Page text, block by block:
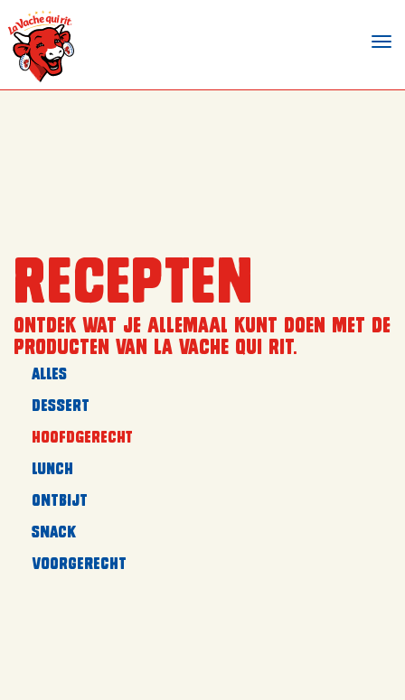
Recepten
Ontdek wat je allemaal kunt doen met de
producten van la vache qui rit.
Alles
Dessert
Hoofdgerecht
Lunch
Ontbijt
Snack
Voorgerecht